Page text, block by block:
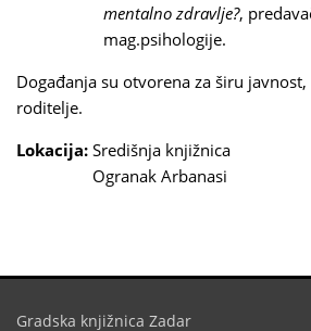
mentalno zdravlje?,
mag.psihologije.
Događanja su otvorena za širu
roditelje.
Lokacija: Središnja knjižnica
Ogranak Arbanasi
Gradska knjižnica Zadar